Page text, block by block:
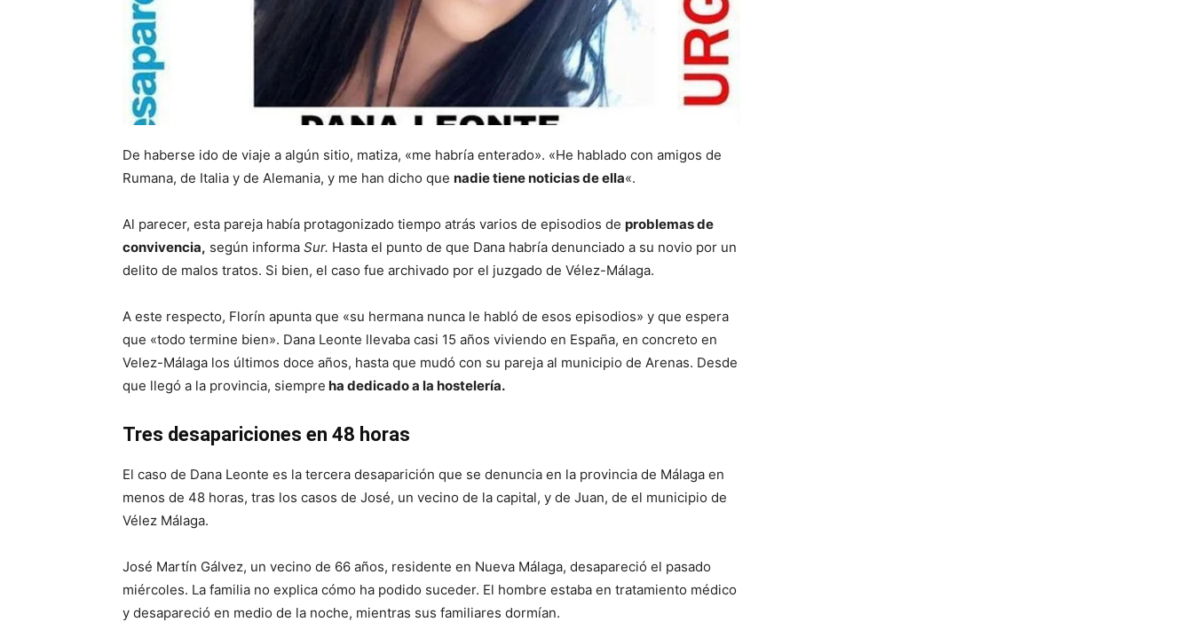
De haberse ido de viaje a algún sitio, matiza, «me habría enterado». «He hablado con amigos de
Rumana, de Italia y de Alemania, y me han dicho que nadie tiene noticias de ella«.
Al parecer, esta pareja había protagonizado tiempo atrás varios de episodios de problemas de
convivencia, según informa Sur. Hasta el punto de que Dana habría denunciado a su novio por un
delito de malos tratos. Si bien, el caso fue archivado por el juzgado de Vélez-Málaga.
A este respecto, Florín apunta que «su hermana nunca le habló de esos episodios» y que espera
que «todo termine bien». Dana Leonte llevaba casi 15 años viviendo en España, en concreto en
Velez-Málaga los últimos doce años, hasta que mudó con su pareja al municipio de Arenas. Desde
que llegó a la provincia, siempre ha dedicado a la hostelería.
Tres desapariciones en 48 horas
El caso de Dana Leonte es la tercera desaparición que se denuncia en la provincia de Málaga en
menos de 48 horas, tras los casos de José, un vecino de la capital, y de Juan, de el municipio de
Vélez Málaga.
José Martín Gálvez, un vecino de 66 años, residente en Nueva Málaga, desapareció el pasado
miércoles. La familia no explica cómo ha podido suceder. El hombre estaba en tratamiento médico
y desapareció en medio de la noche, mientras sus familiares dormían.